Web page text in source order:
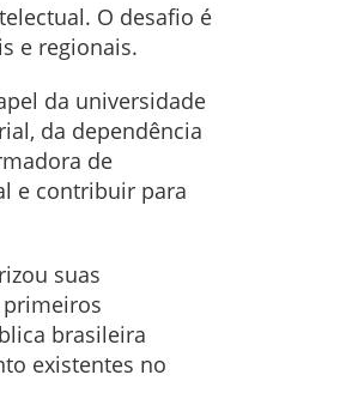
O desafio é
e regionais.
da universidade
da dependência
de
e contribuir para
suas
brasileira
existentes no